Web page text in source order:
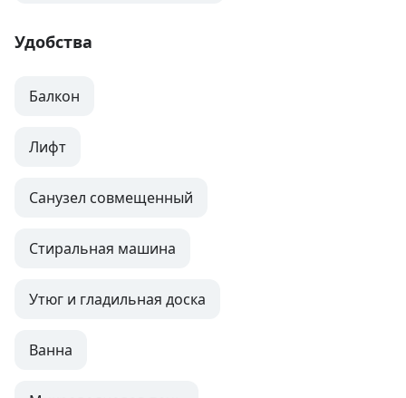
Удобства
Балкон
Лифт
Санузел совмещенный
Стиральная машина
Утюг и гладильная доска
Ванна